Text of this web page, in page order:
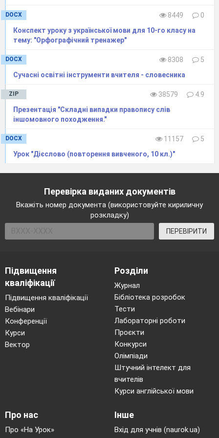
2.
Назвіть риси реалізму. Аргументуйте, що твір
«Кайдашева сім’я» належить до реалізму
DOCX 8449
0
Конспект уроку з української мови для 10-го класу на
тему: "Орфографічний тренажер"
DOCX 8308
5
Сучасні освітні інструменти вчителя - словесника
ZIP 38579
4.9
Презентація "Складні випадки правопису слів
іншомовного походження."
DOCX 11157
5
Урок "Дієслово (повторення вивченого, 10 кл.)"
Перевірка виданих документів
Вкажіть номер документа (використовуйте кириличну
розкладку)
ПЕРЕВІРИТИ
Підвищення
кваліфікації
Підвищення кваліфікації
Вебінари
Конференції
Курси
Вектор
Розділи
Журнал
Бібліотека розробок
Тести
Лабораторні роботи
Проєкти
Конкурси
Олімпіади
Штучний інтелект для
вчителів
Курси англійської мови
Про нас
Про «На Урок»
Інше
Вхід для учнів (naurok.ua)